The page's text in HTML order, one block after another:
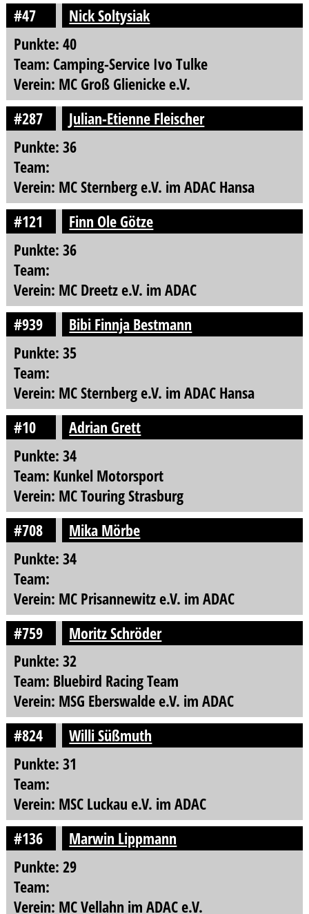
#47
Nick Soltysiak
Punkte: 40
Team: Camping-Service Ivo Tulke
Verein: MC Groß Glienicke e.V.
#287
Julian-Etienne Fleischer
Punkte: 36
Team:
Verein: MC Sternberg e.V. im ADAC Hansa
#121
Finn Ole Götze
Punkte: 36
Team:
Verein: MC Dreetz e.V. im ADAC
#939
Bibi Finnja Bestmann
Punkte: 35
Team:
Verein: MC Sternberg e.V. im ADAC Hansa
#10
Adrian Grett
Punkte: 34
Team: Kunkel Motorsport
Verein: MC Touring Strasburg
#708
Mika Mörbe
Punkte: 34
Team:
Verein: MC Prisannewitz e.V. im ADAC
#759
Moritz Schröder
Punkte: 32
Team: Bluebird Racing Team
Verein: MSG Eberswalde e.V. im ADAC
#824
Willi Süßmuth
Punkte: 31
Team:
Verein: MSC Luckau e.V. im ADAC
#136
Marwin Lippmann
Punkte: 29
Team:
Verein: MC Vellahn im ADAC e.V.